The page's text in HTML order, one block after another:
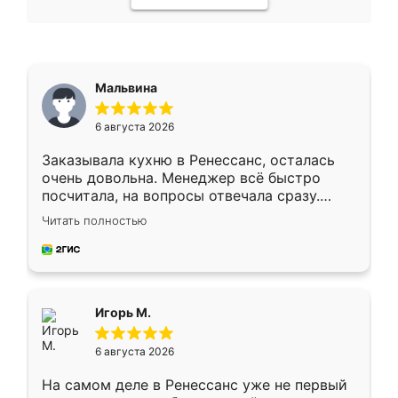
Мальвина
6 августа 2026
Заказывала кухню в Ренессанс, осталась
очень довольна. Менеджер всё быстро
посчитала, на вопросы отвечала сразу.
Замерщик приехал в субботу, подошёл к
делу со всей ответственностью. Собрали
за день, ребята работали аккуратно, даже
Читать полностью
Игорь М.
6 августа 2026
На самом деле в Ренессанс уже не первый